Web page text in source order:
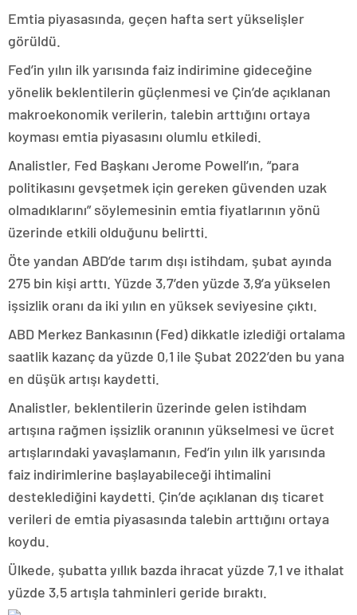
Emtia piyasasında, geçen hafta sert yükselişler
görüldü.
Fed’in yılın ilk yarısında faiz indirimine gideceğine
yönelik beklentilerin güçlenmesi ve Çin’de açıklanan
makroekonomik verilerin, talebin arttığını ortaya
koyması emtia piyasasını olumlu etkiledi.
Analistler, Fed Başkanı Jerome Powell’ın, “para
politikasını gevşetmek için gereken güvenden uzak
olmadıklarını” söylemesinin emtia fiyatlarının yönü
üzerinde etkili olduğunu belirtti.
Öte yandan ABD’de tarım dışı istihdam, şubat ayında
275 bin kişi arttı. Yüzde 3,7’den yüzde 3,9’a yükselen
işsizlik oranı da iki yılın en yüksek seviyesine çıktı.
ABD Merkez Bankasının (Fed) dikkatle izlediği ortalama
saatlik kazanç da yüzde 0,1 ile Şubat 2022’den bu yana
en düşük artışı kaydetti.
Analistler, beklentilerin üzerinde gelen istihdam
artışına rağmen işsizlik oranının yükselmesi ve ücret
artışlarındaki yavaşlamanın, Fed’in yılın ilk yarısında
faiz indirimlerine başlayabileceği ihtimalini
desteklediğini kaydetti. Çin’de açıklanan dış ticaret
verileri de emtia piyasasında talebin arttığını ortaya
koydu.
Ülkede, şubatta yıllık bazda ihracat yüzde 7,1 ve ithalat
yüzde 3,5 artışla tahminleri geride bıraktı.